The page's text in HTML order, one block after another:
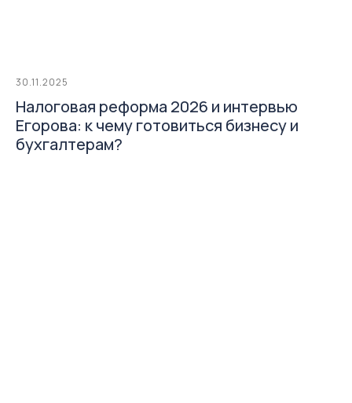
30.11.2025
Налоговая реформа 2026 и интервью
Егорова: к чему готовиться бизнесу и
бухгалтерам?